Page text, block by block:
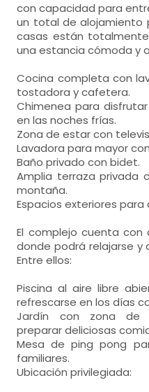
con capacidad para
un total de alojamiento
casas están
una estancia cómoda y
Cocina completa con
tostadora y cafetera.
Chimenea para
en las noches frías.
Zona de estar con
Lavadora para mayor
Baño privado con bidet.
Amplia terraza privada
montaña.
Espacios exteriores para
El complejo cuenta con
donde podrá relajarse y
Entre ellos:
Piscina al aire libre
refrescarse en los días
Jardín con zona de
preparar deliciosas
Mesa de ping pong
familiares.
Ubicación privilegiada: